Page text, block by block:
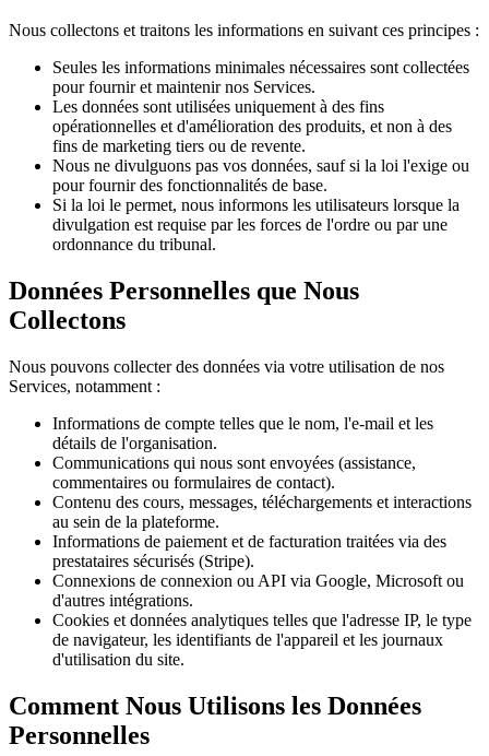
Nous collectons et traitons les informations en suivant ces principes :
Seules les informations minimales nécessaires sont collectées
pour fournir et maintenir nos Services.
Les données sont utilisées uniquement à des fins
opérationnelles et d'amélioration des produits, et non à des
fins de marketing tiers ou de revente.
Nous ne divulguons pas vos données, sauf si la loi l'exige ou
pour fournir des fonctionnalités de base.
Si la loi le permet, nous informons les utilisateurs lorsque la
divulgation est requise par les forces de l'ordre ou par une
ordonnance du tribunal.
Données Personnelles que Nous
Collectons
Nous pouvons collecter des données via votre utilisation de nos
Services, notamment :
Informations de compte telles que le nom, l'e-mail et les
détails de l'organisation.
Communications qui nous sont envoyées (assistance,
commentaires ou formulaires de contact).
Contenu des cours, messages, téléchargements et interactions
au sein de la plateforme.
Informations de paiement et de facturation traitées via des
prestataires sécurisés (Stripe).
Connexions de connexion ou API via Google, Microsoft ou
d'autres intégrations.
Cookies et données analytiques telles que l'adresse IP, le type
de navigateur, les identifiants de l'appareil et les journaux
d'utilisation du site.
Comment Nous Utilisons les Données
Personnelles